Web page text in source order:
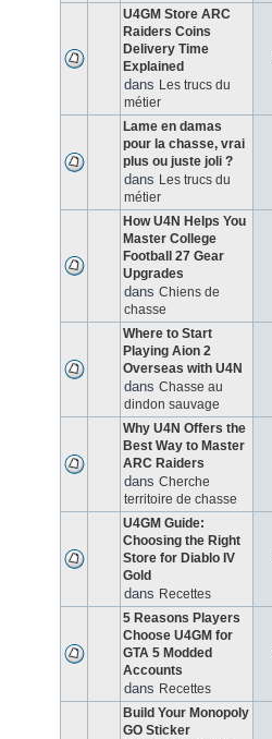
U4GM Store ARC
Raiders Coins
Delivery Time
Explained
dans Les trucs du
métier
Lame en damas
pour la chasse, vrai
plus ou juste joli ?
dans Les trucs du
métier
How U4N Helps You
Master College
Football 27 Gear
Upgrades
dans Chiens de
chasse
Where to Start
Playing Aion 2
Overseas with U4N
dans Chasse au
dindon sauvage
Why U4N Offers the
Best Way to Master
ARC Raiders
dans Cherche
territoire de chasse
U4GM Guide:
Choosing the Right
Store for Diablo IV
Gold
dans Recettes
5 Reasons Players
Choose U4GM for
GTA 5 Modded
Accounts
dans Recettes
Build Your Monopoly
GO Sticker